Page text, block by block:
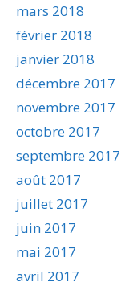
mars 2018
février 2018
janvier 2018
décembre 2017
novembre 2017
octobre 2017
septembre 2017
août 2017
juillet 2017
juin 2017
mai 2017
avril 2017